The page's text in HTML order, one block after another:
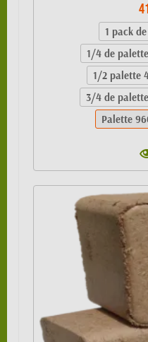
1 pack
1/4 de
1/2 palette
3/4 de
Palette